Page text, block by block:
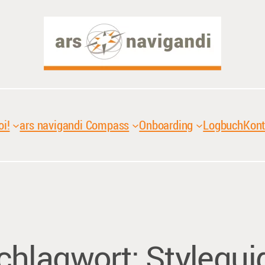
ars navigandi Compass Onboarding Logbuch